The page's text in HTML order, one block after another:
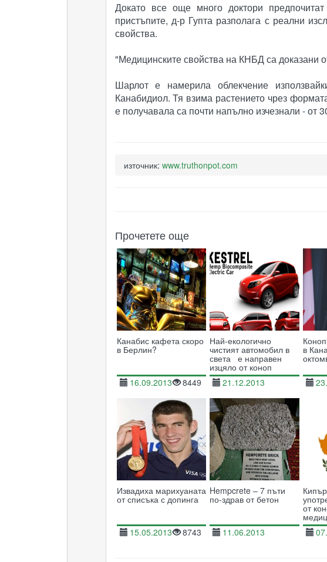
Докато все още много доктори
пристъпите, д-р Гупта разполага с реални
свойства.
"Медицинските свойства на КНБД са доказани
Шарлот е намерила облекчение
Канабидиол. Тя взима растението чрез
е получавала са почти напълно изчезнали -
източник: www.truthonpot.com
Прочетете още
Канабис кафета скоро
в Берлин?
16.09.2013 8449
Най-екологично
чистият автомобил в
света е направен
изцяло от коноп
21.12.2013
в
Извадиха марихуаната
от списъка с допинга
15.05.2013 8743
Hempcrete – 7 пъти
по-здрав от бетон
11.06.2013
от